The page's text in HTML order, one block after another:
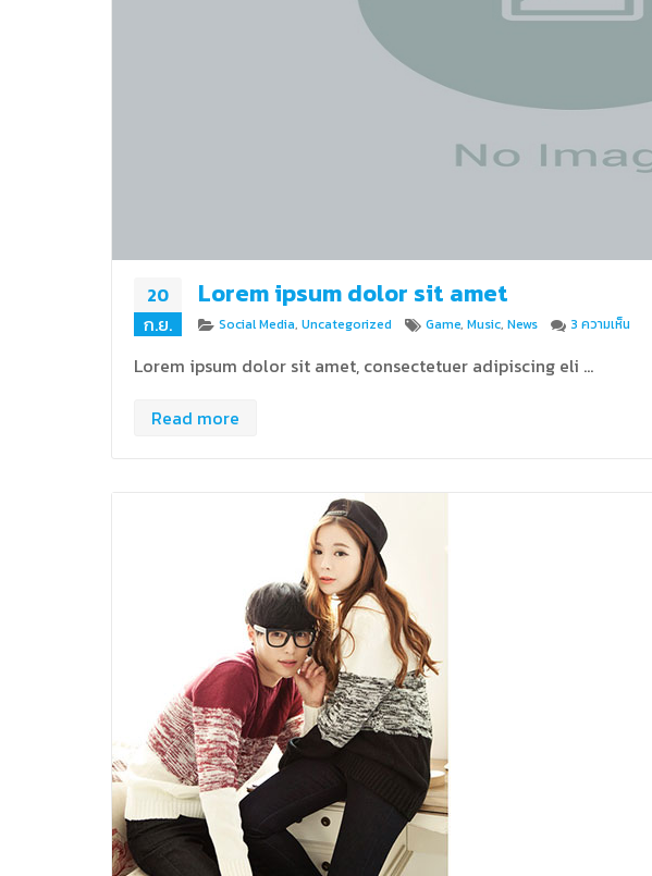
20
ก.ย.
Lorem ipsum dolor sit amet
Categories
Social Media, Uncategorized Tags
Game, Music, News 3 ความเห็น
Lorem ipsum dolor sit amet, consectetuer adipiscing eli …
Read more